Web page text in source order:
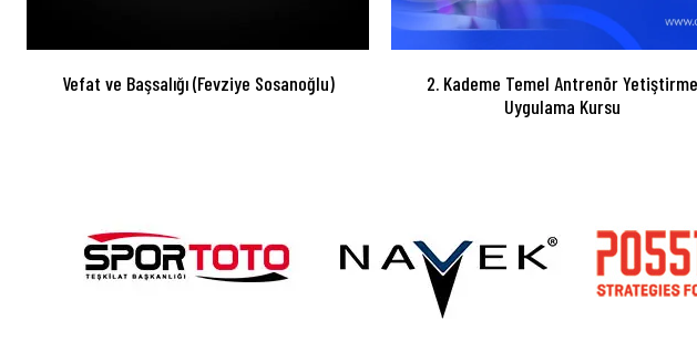
Vefat ve Başsalığı (Fevziye Sosanoğlu)
2. Kademe Temel Antrenör Yetiştirme
Uygulama Kursu